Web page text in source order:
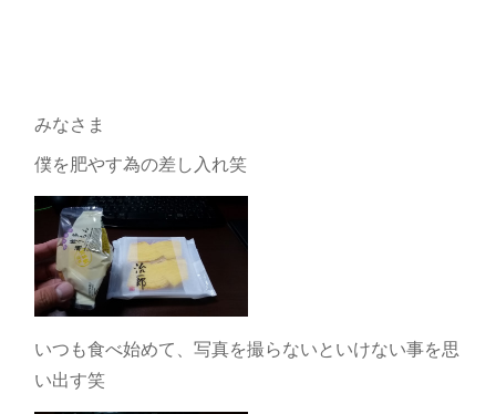
みなさま
僕を肥やす為の差し入れ笑
いつも食べ始めて、写真を撮らないといけない事を思
い出す笑